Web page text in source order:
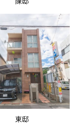
東邸